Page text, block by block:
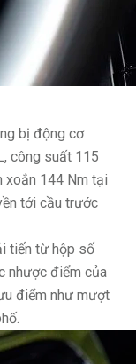
bị động cơ
công suất 115
xoắn 144 Nm tại
tới cầu trước
tiến từ hộp số
nhược điểm của
điểm như mượt